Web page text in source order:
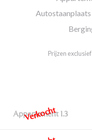
Autostaanplaats
Prijzen
Appartement 1.3